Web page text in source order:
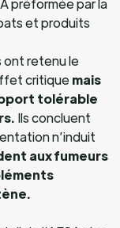
préformée par la
et produits
ont retenu le
critiquemais
tolérable
Ils concluent
n’induit
aux fumeurs